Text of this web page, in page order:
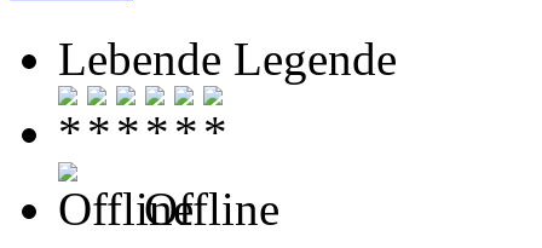
Lebende Legende
Offline